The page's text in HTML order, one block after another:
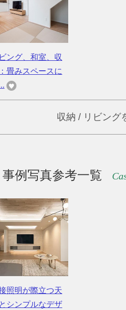
ング、和室、収
畳みスペースに
収納 / リビング
例写真参考一覧
照明が際立つ天
シンプルなデザ